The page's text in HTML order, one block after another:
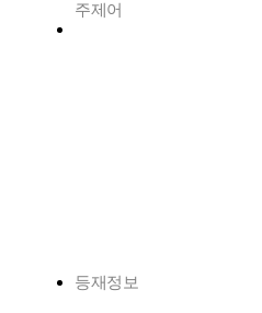
주제어
등재정보